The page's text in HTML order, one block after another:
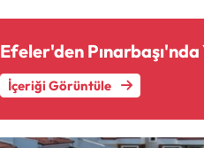
Efeler'den
İçeriği Görüntüle